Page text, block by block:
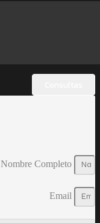
Nombre Completo
Email